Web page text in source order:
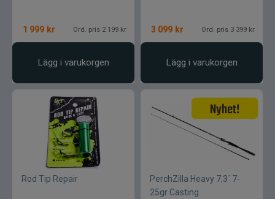
1 999 kr Ord. pris 2 199 kr
Lägg i varukorgen
3 099 kr Ord. pris 3 399 kr
Lägg i varukorgen
Rod Tip Repair
PerchZilla Heavy 7,3´ 7-
25gr Casting